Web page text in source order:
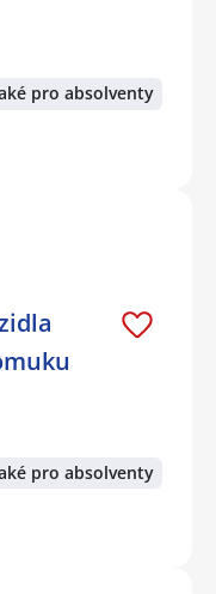
pro absolventy
pro absolventy